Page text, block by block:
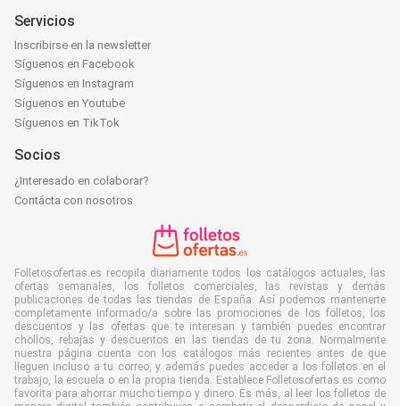
Servicios
Inscribirse en la newsletter
Síguenos en Facebook
Síguenos en Instagram
Síguenos en Youtube
Síguenos en TikTok
Socios
¿Interesado en colaborar?
Contácta con nosotros
Folletosofertas.es recopila diariamente todos los catálogos actuales, las
ofertas semanales, los folletos comerciales, las revistas y demás
publicaciones de todas las tiendas de España. Así podemos mantenerte
completamente informado/a sobre las promociones de los folletos, los
descuentos y las ofertas que te interesan y también puedes encontrar
chollos, rebajas y descuentos en las tiendas de tu zona. Normalmente
nuestra página cuenta con los catálogos más recientes antes de que
lleguen incluso a tu correo, y además puedes acceder a los folletos en el
trabajo, la escuela o en la propia tienda. Establece Folletosofertas.es como
favorita para ahorrar mucho tiempo y dinero. Es más, al leer los folletos de